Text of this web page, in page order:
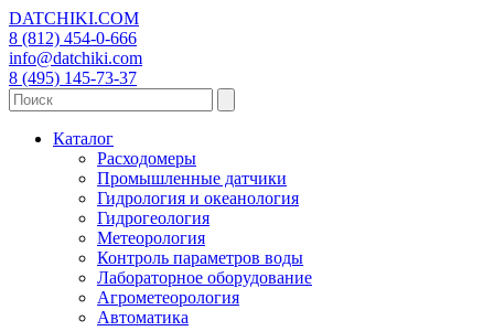
DATCHIKI.COM
8 (812) 454-0-666
info@datchiki.com
8 (495) 145-73-37
Каталог
Расходомеры
Промышленные датчики
Гидрология и океанология
Гидрогеология
Метеорология
Контроль параметров воды
Лабораторное оборудование
Агрометеорология
Автоматика